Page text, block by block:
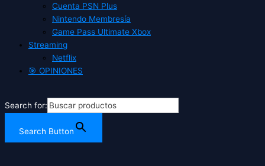
Cuenta PSN Plus
Nintendo Membresía
Game Pass Ultimate Xbox
Streaming
Netflix
🎯 OPINIONES
Search for:
Search Button